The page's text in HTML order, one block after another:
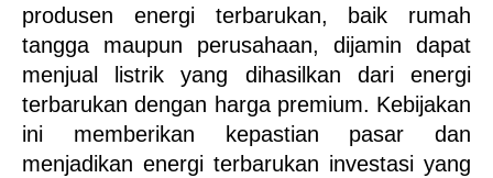
produsen energi terbarukan, baik rumah
tangga maupun perusahaan, dijamin dapat
menjual listrik yang dihasilkan dari energi
terbarukan dengan harga premium. Kebijakan
ini memberikan kepastian pasar dan
menjadikan energi terbarukan investasi yang